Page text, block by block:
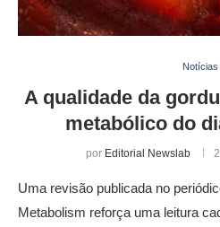
Notícias
A qualidade da
metabólico do
por Editorial Newslab
Uma revisão publicada no
Metabolism reforça uma leitura